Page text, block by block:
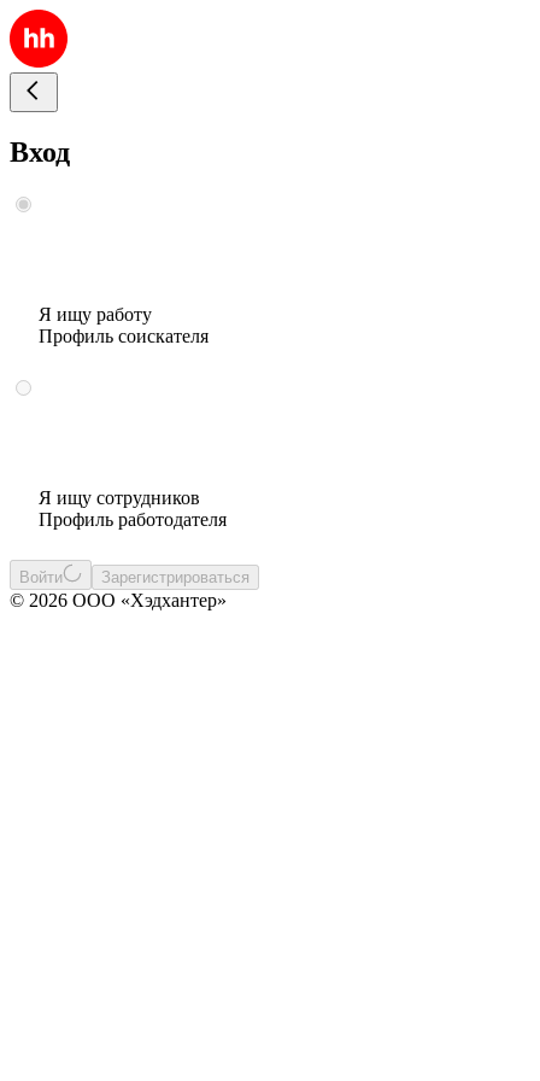
Вход
Я ищу работу
Профиль соискателя
Я ищу сотрудников
Профиль работодателя
Войти Зарегистрироваться
© 2026 ООО «Хэдхантер»